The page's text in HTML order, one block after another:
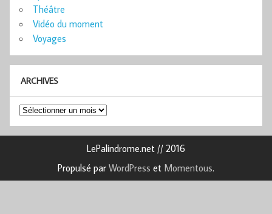
Théâtre
Vidéo du moment
Voyages
ARCHIVES
Archives
LePalindrome.net // 2016
Propulsé par WordPress et Momentous.